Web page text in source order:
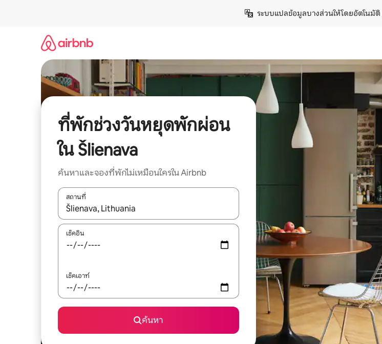
ระบบแปลข้อมูลบางส่วนให้โดยอัตโนมัติ
ที่พักช่วงวันหยุดพักผ่อน
ใน Šlienava
ค้นหาและจองที่พักไม่เหมือนใครใน Airbnb
สถานที่
ใช้ลูกศรขึ้นลง หรือใช้การสัมผัสหรือปัด เพื่อสำรวจผลการค้นหา
เช็คอิน
เช็คเอาท์
ค้นหา